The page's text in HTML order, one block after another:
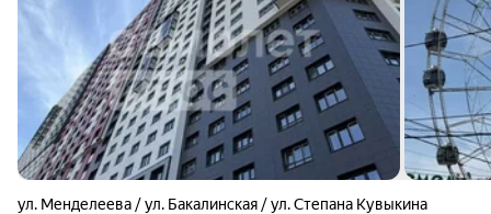
ул. Менделеева / ул. Бакалинская / ул. Степана Кувыкина